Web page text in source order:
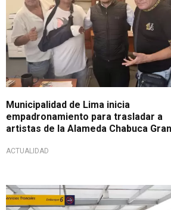
Municipalidad de Lima inicia
empadronamiento para trasladar a
artistas de la Alameda Chabuca
ACTUALIDAD
Comunicado para los usuarios